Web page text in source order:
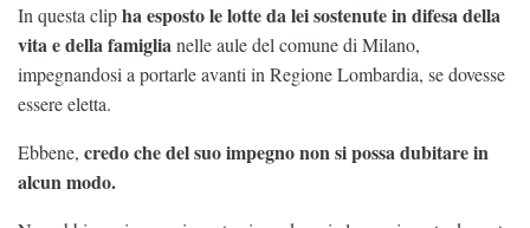
In questa clipha esposto le lotte da lei sostenute in difesa della
vita e della famiglianelle aule del comune di Milano,
impegnandosi a portarle avanti in Regione Lombardia, se dovesse
essere eletta.
Ebbene, credo che del suo impegno non si possa dubitare in
alcun modo.